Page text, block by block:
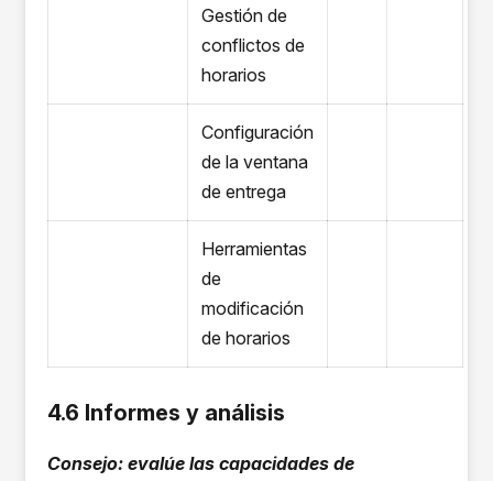
Gestión de
conflictos de
horarios
Configuración
de la ventana
de entrega
Herramientas
de
modificación
de horarios
4.6 Informes y análisis
Consejo: evalúe las capacidades de